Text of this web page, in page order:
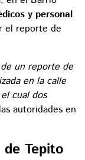
y personal
el reporte de
un reporte de
en la calle
cual dos
autoridades en
Tepito